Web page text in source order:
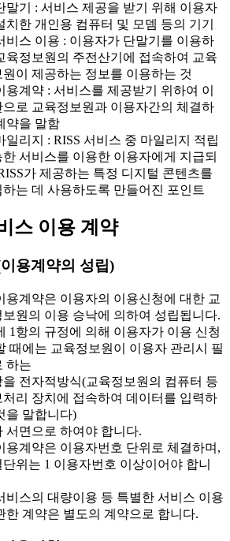
기 : 서비스 제공을 받기 위해 이용자
치한 개인용 컴퓨터 및 모뎀 등의 기기
스 이용 : 이용자가 단말기를 이용하
육정보원의 주전산기에 접속하여 교육
원이 제공하는 정보를 이용하는 것
계약 : 서비스를 제공받기 위하여 이
으로 교육정보원과 이용자간의 체결하
약을 말함
리지 : RISS 서비스 중 마일리지 적립
한 서비스를 이용한 이용자에게 지급되
가 제공하는 특정 디지털 콘텐츠를
하는 데 사용하도록 만들어진 포인트
스 이용 계약
용계약의 성립)
계약은 이용자의 이용신청에 대한 교
보원의 이용 승낙에 의하여 성립됩니다.
1항의 규정에 의해 이용자가 이용 신청
때에는 교육정보원이 이용자 관리시 필
하는
을 전자적방식(교육정보원의 컴퓨터 등
처리 장치에 접속하여 데이터를 입력하
을 말합니다)
서면으로 하여야 합니다.
계약은 이용자번호 단위로 체결하며,
단위는 1 이용자번호 이상이어야 합니
스의 대량이용 등 특별한 서비스 이용
한 계약은 별도의 계약으로 합니다.